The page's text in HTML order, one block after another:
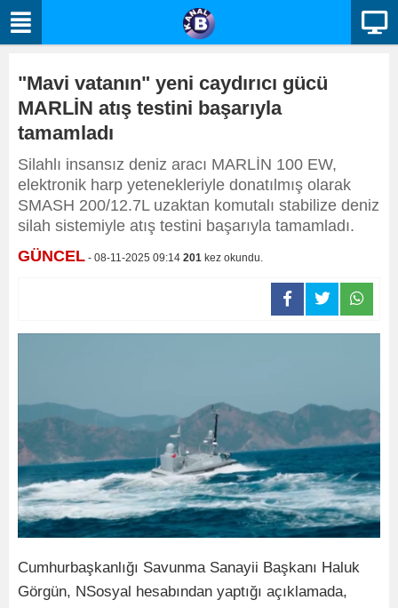
"Mavi vatanın" yeni caydırıcı gücü
MARLİN atış testini başarıyla
tamamladı
Silahlı insansız deniz aracı MARLİN 100 EW,
elektronik harp yetenekleriyle donatılmış olarak
SMASH 200/12.7L uzaktan komutalı stabilize deniz
silah sistemiyle atış testini başarıyla tamamladı.
GÜNCEL - 08-11-2025 09:14 201 kez okundu.
Cumhurbaşkanlığı Savunma Sanayii Başkanı Haluk
Görgün, NSosyal hesabından yaptığı açıklamada,